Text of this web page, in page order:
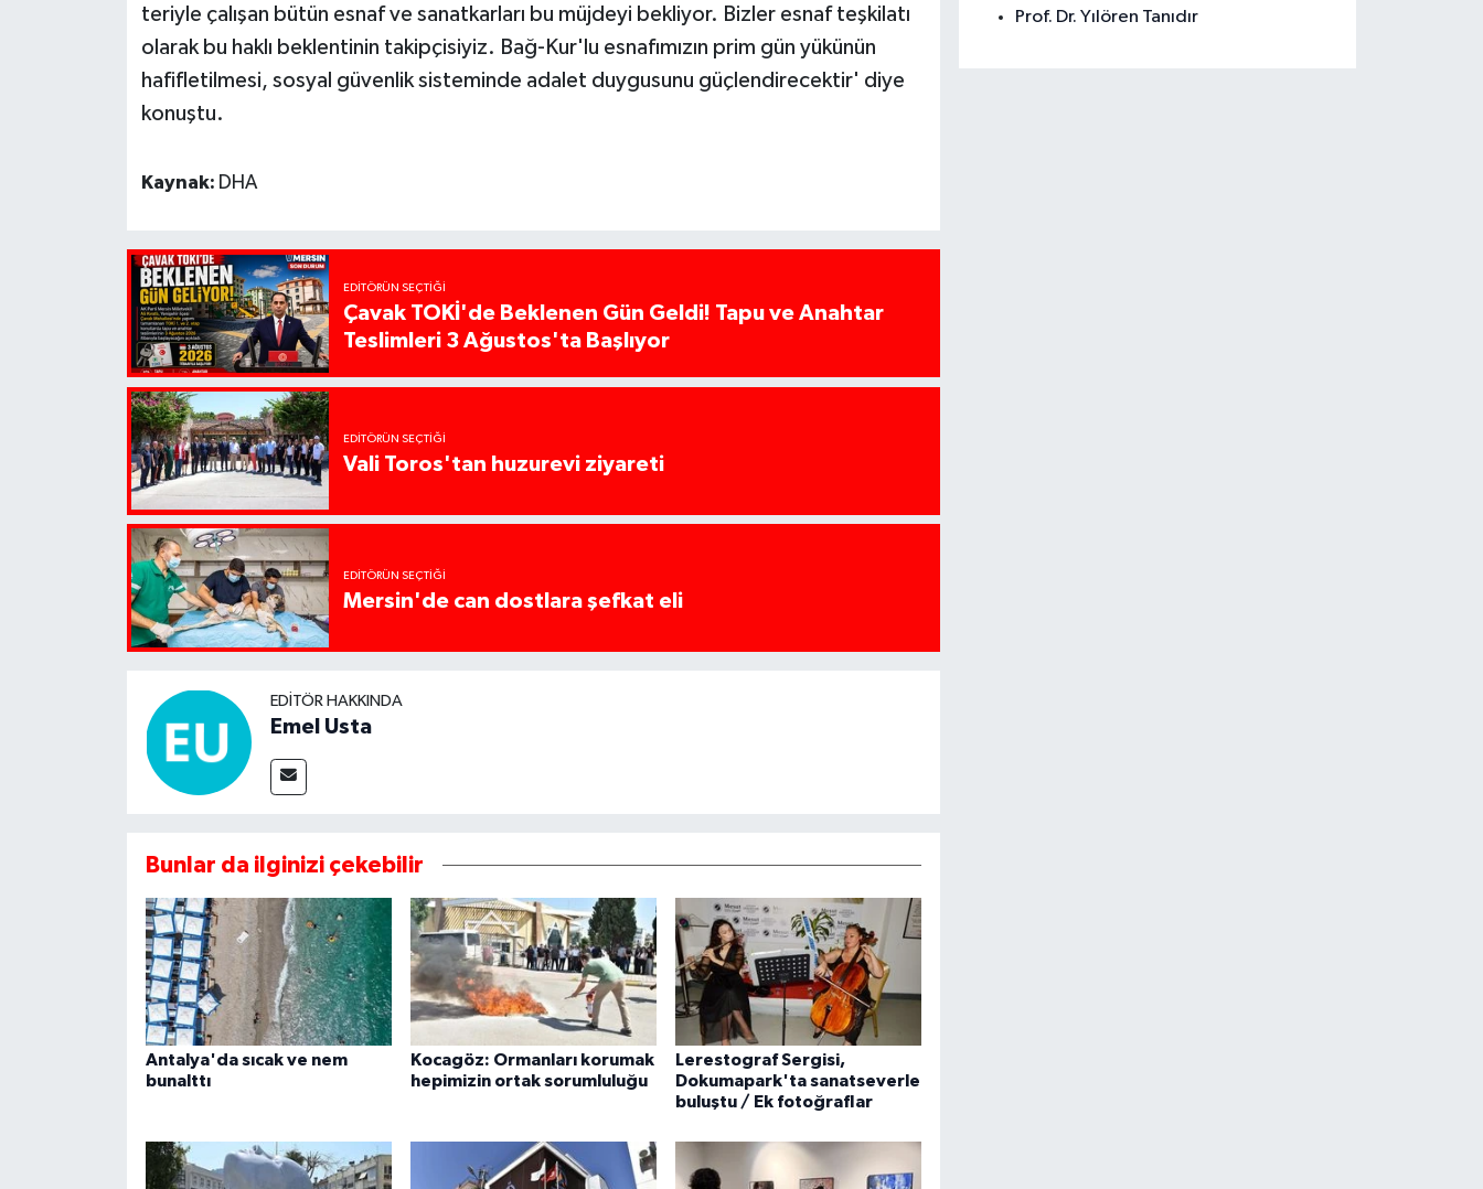
teriyle çalışan bütün esnaf ve sanatkarları bu müjdeyi bekliyor. Bizler esnaf teşkilatı
olarak bu haklı beklentinin takipçisiyiz. Bağ-Kur'lu esnafımızın prim gün yükünün
hafifletilmesi, sosyal güvenlik sisteminde adalet duygusunu güçlendirecektir' diye
konuştu.
Kaynak: DHA
EDITÖRÜN SEÇTIĞI
Çavak TOKİ'de Beklenen Gün Geldi! Tapu ve Anahtar
Teslimleri 3 Ağustos'ta Başlıyor
EDITÖRÜN SEÇTIĞI
Vali Toros'tan huzurevi ziyareti
EDITÖRÜN SEÇTIĞI
Mersin'de can dostlara şefkat eli
EDITÖR HAKKINDA
Emel Usta
Bunlar da ilginizi çekebilir
Antalya'da sıcak ve nem
bunalttı
Kocagöz: Ormanları korumak
hepimizin ortak sorumluluğu
Lerestograf Sergisi,
Dokumapark'ta sanatseverle
buluştu / Ek fotoğraflar
Prof. Dr. Yılören Tanıdır